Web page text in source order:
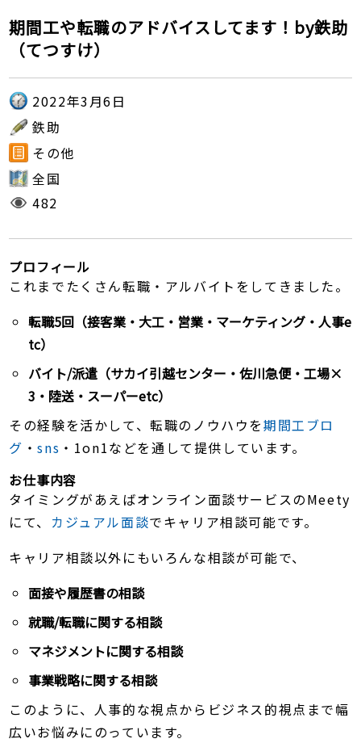
期間工や転職のアドバイスしてます！by鉄助
（てつすけ）
2022年3月6日
鉄助
その他
全国
482
プロフィール
これまでたくさん転職・アルバイトをしてきました。
転職5回（接客業・大工・営業・マーケティング・人事e
tc）
バイト/派遣（サカイ引越センター・佐川急便・工場×
3・陸送・スーパーetc）
その経験を活かして、転職のノウハウを期間工ブロ
グ ・sns ・1on1などを通して提供しています。
お仕事内容
タイミングがあえばオンライン面談サービスのMeety
にて、 カジュアル面談でキャリア相談可能です。
キャリア相談以外にもいろんな相談が可能で、
面接や履歴書の相談
就職/転職に関する相談
マネジメントに関する相談
事業戦略に関する相談
このように、人事的な視点からビジネス的視点まで幅
広いお悩みにのっています。